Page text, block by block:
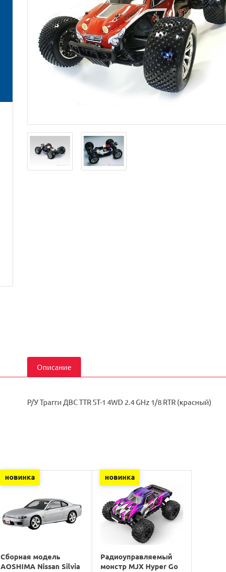
Описание
Р/У Трагги ДВС TTR ST-1 4WD 2.4 GHz 1/8 RTR (красный)
новинка
Сборная модель
AOSHIMA Nissan Silvia
новинка
Радиоуправляемый
монстр MJX Hyper Go